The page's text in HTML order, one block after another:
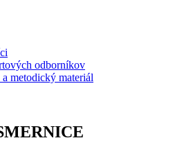
odborníkov
metodický materiál